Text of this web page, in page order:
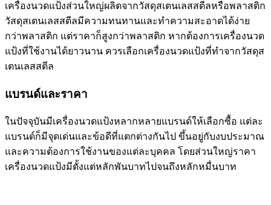
เครื่องนวดแป้งส่วนใหญ่ผลิตจากวัสดุสเตนเลสสตีลหรือพลาสติก
วัสดุสเตนเลสสตีลมีความทนทานและทำความสะอาดได้ง่าย
กว่าพลาสติก แต่ราคาก็สูงกว่าพลาสติก หากต้องการเครื่องนวด
แป้งที่ใช้งานได้ยาวนาน ควรเลือกเครื่องนวดแป้งที่ทำจากวัสดุส
เตนเลสสตีล
แบรนด์และราคา
ในปัจจุบันมีเครื่องนวดแป้งหลากหลายแบรนด์ให้เลือกซื้อ แต่ละ
แบรนด์ก็มีจุดเด่นและข้อดีที่แตกต่างกันไป ขึ้นอยู่กับงบประมาณ
และความต้องการใช้งานของแต่ละบุคคล โดยส่วนใหญ่ราคา
เครื่องนวดแป้งมีตั้งแต่หลักพันบาทไปจนถึงหลักหมื่นบาท